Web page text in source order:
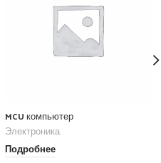
MCU компьютер
Электроника
Подробнее